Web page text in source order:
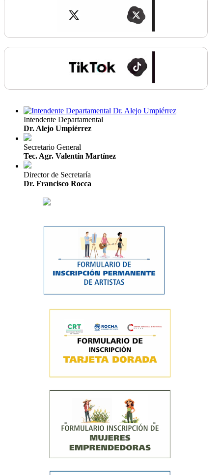
Intendente Departamental
Dr. Alejo Umpiérrez
Secretario General
Tec. Agr. Valentín Martínez
Director de Secretaría
Dr. Francisco Rocca